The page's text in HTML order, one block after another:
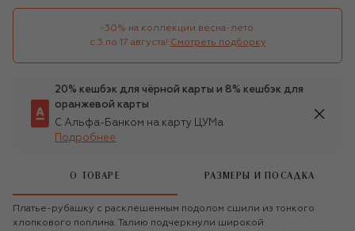
-30% на коллекции весна-лето
с 3 по 17 августа! Смотреть подборку
20% кешбэк для чёрной карты и 8% кешбэк для
оранжевой карты
С Альфа-Банком на карту ЦУМа
Подробнее
О ТОВАРЕ РАЗМЕРЫ И ПОСАДКА
Платье-рубашку с расклешенным подолом сшили из тонкого
хлопкового поплина. Талию подчеркнули широкой